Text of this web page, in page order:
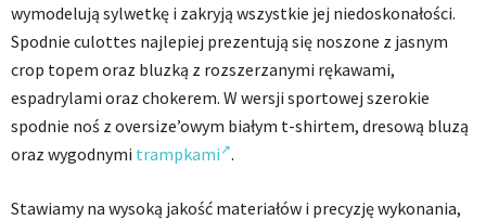
wymodelują sylwetkę i zakryją wszystkie jej niedoskonałości.
Spodnie culottes najlepiej prezentują się noszone z jasnym
crop topem oraz bluzką z rozszerzanymi rękawami,
espadrylami oraz chokerem. W wersji sportowej szerokie
spodnie noś z oversize’owym białym t-shirtem, dresową bluzą
oraz wygodnymi trampkami .
Stawiamy na wysoką jakość materiałów i precyzję wykonania,